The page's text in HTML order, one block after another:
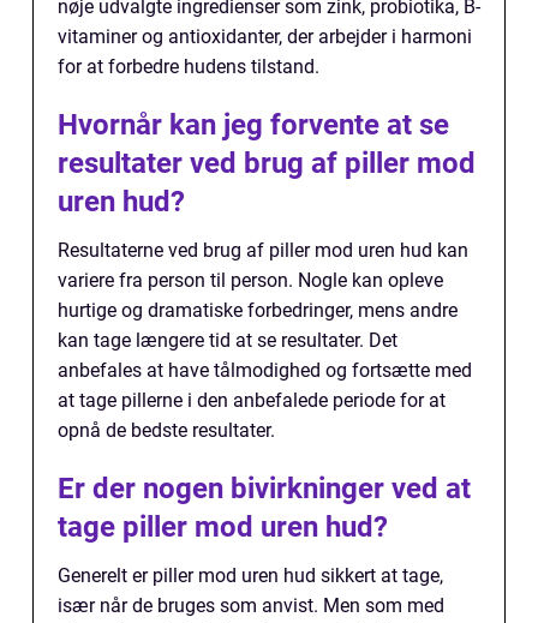
nøje udvalgte ingredienser som zink, probiotika, B-
vitaminer og antioxidanter, der arbejder i harmoni
for at forbedre hudens tilstand.
Hvornår kan jeg forvente at se
resultater ved brug af piller mod
uren hud?
Resultaterne ved brug af piller mod uren hud kan
variere fra person til person. Nogle kan opleve
hurtige og dramatiske forbedringer, mens andre
kan tage længere tid at se resultater. Det
anbefales at have tålmodighed og fortsætte med
at tage pillerne i den anbefalede periode for at
opnå de bedste resultater.
Er der nogen bivirkninger ved at
tage piller mod uren hud?
Generelt er piller mod uren hud sikkert at tage,
især når de bruges som anvist. Men som med